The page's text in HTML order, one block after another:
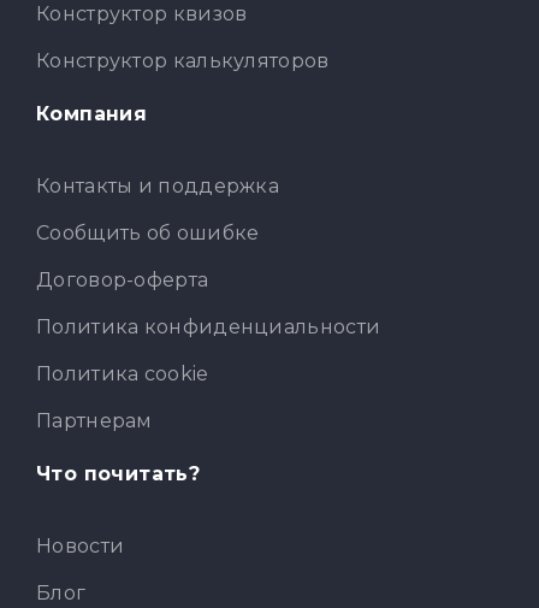
Конструктор квизов
Конструктор калькуляторов
Компания
Контакты и поддержка
Сообщить об ошибке
Договор-оферта
Политика конфиденциальности
Политика cookie
Партнерам
Что почитать?
Новости
Блог